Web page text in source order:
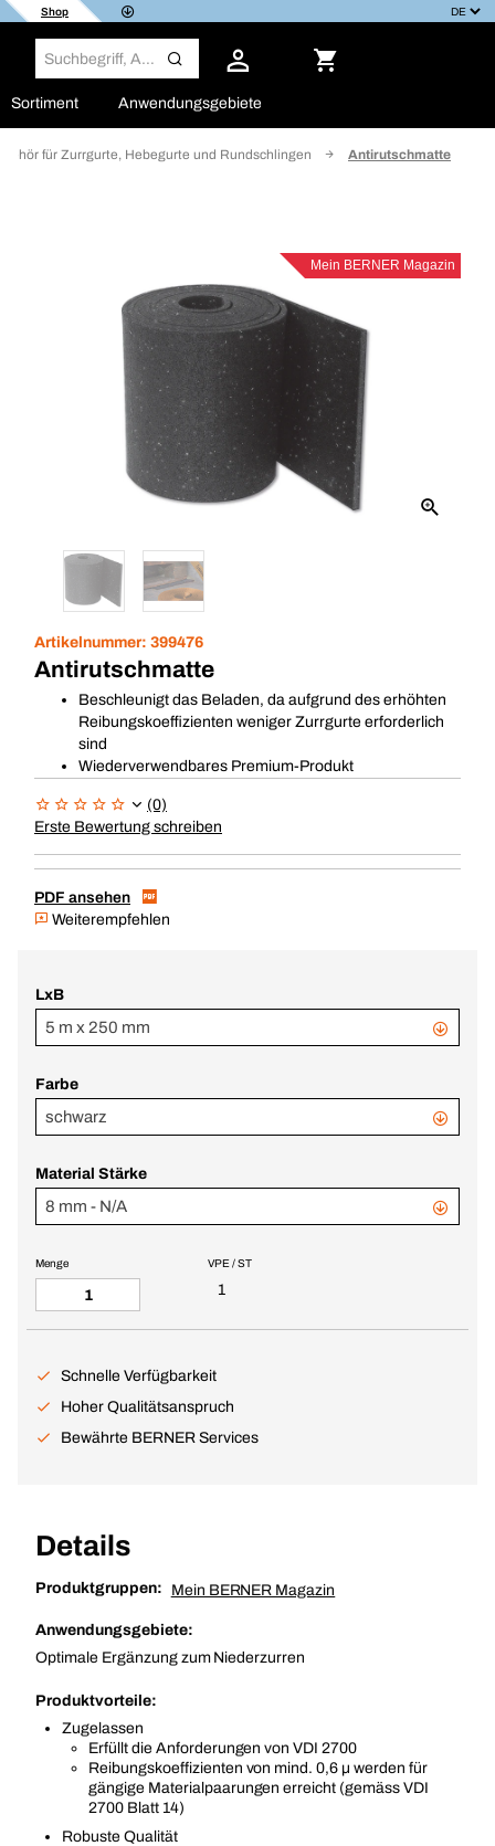
Shop
Sortiment Anwendungsgebiete
für Zurrgurte, Hebegurte und Rundschlingen Antirutschmatte
Mein BERNER Magazin
Artikelnummer: 399476
Antirutschmatte
Beschleunigt das Beladen, da aufgrund des erhöhten
Reibungskoeffizienten weniger Zurrgurte erforderlich
sind
Wiederverwendbares Premium-Produkt
(0)
Erste Bewertung schreiben
PDF ansehen
Weiterempfehlen
LxB
5 m x 250 mm
Farbe
schwarz
Material Stärke
8 mm - N/A
VPE / ST
1
Menge
Schnelle Verfügbarkeit
Hoher Qualitätsanspruch
Bewährte BERNER Services
Details
Produktgruppen: Mein BERNER Magazin
Anwendungsgebiete:
Optimale Ergänzung zum Niederzurren
Produktvorteile:
Zugelassen
Erfüllt die Anforderungen von VDI 2700
Reibungskoeffizienten von mind. 0,6 µ werden für
gängige Materialpaarungen erreicht (gemäss VDI
2700 Blatt 14)
Robuste Qualität